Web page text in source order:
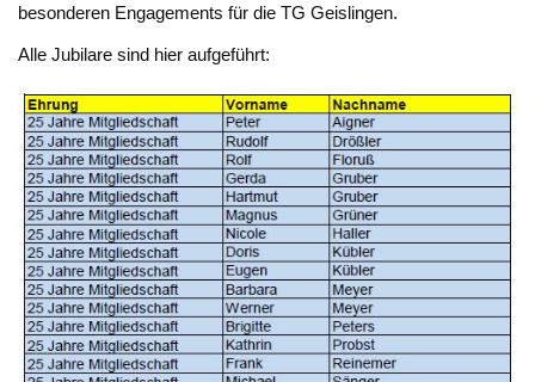
besonderen Engagements für die TG Geislingen.
Alle Jubilare sind hier aufgeführt: